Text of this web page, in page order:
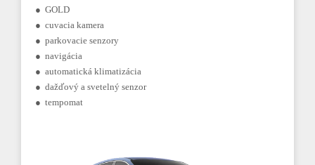
● GOLD
● cuvacia kamera
● parkovacie senzory
● navigácia
● automatická klimatizácia
● dažďový a svetelný senzor
● tempomat